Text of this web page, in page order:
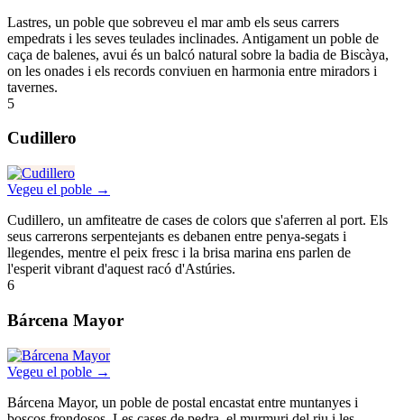
Lastres, un poble que sobreveu el mar amb els seus carrers
empedrats i les seves teulades inclinades. Antigament un poble de
caça de balenes, avui és un balcó natural sobre la badia de Biscàya,
on les onades i els records conviuen en harmonia entre miradors i
tavernes.
5
Cudillero
Vegeu el poble →
Cudillero, un amfiteatre de cases de colors que s'aferren al port. Els
seus carrerons serpentejants es debanen entre penya-segats i
llegendes, mentre el peix fresc i la brisa marina ens parlen de
l'esperit vibrant d'aquest racó d'Astúries.
6
Bárcena Mayor
Vegeu el poble →
Bárcena Mayor, un poble de postal encastat entre muntanyes i